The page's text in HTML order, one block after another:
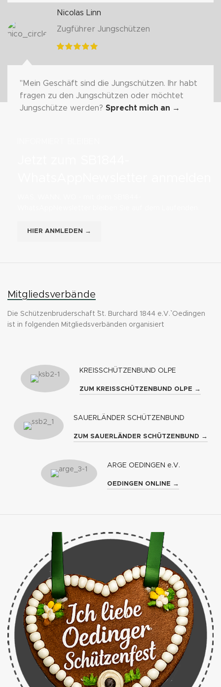
Nicolas Linn
Zugführer Jungschützen
"Mein Geschäft sind die Jungschützen. Ihr habt
fragen zu den Jungschützen oder möchtet
Jungschütze werden? Sprecht mich an →
HIER ANMLEDEN →
Mitgliedsverbände
Die Schützenbruderschaft ``St. Burchard 1844 e.V.`` Oedingen
ist in folgenden Mitgliedsverbänden organisiert
KREISSCHÜTZENBUND OLPE
ZUM KREISSCHÜTZENBUND OLPE →
SAUERLÄNDER SCHÜTZENBUND
ZUM SAUERLÄNDER SCHÜTZENBUND →
ARGE OEDINGEN e.V.
OEDINGEN ONLINE →